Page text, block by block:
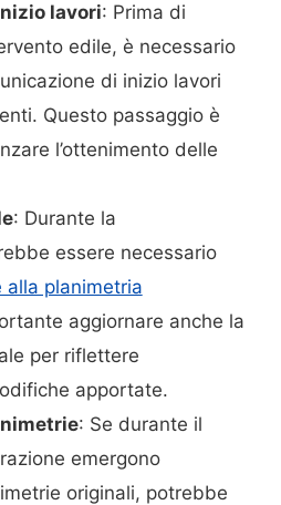
lavori: Prima di
edile, è necessario
di inizio lavori
Questo passaggio è
l’ottenimento delle
: Durante la
essere necessario
alla planimetria
aggiornare anche la
per riflettere
apportate.
: Se durante il
emergono
originali, potrebbe